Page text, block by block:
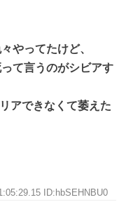
やってたけど、
て言うのがシビアす
アできなくて萎えた
ID:hbSEHNBU0